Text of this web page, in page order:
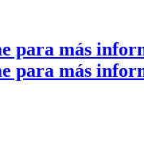
para más
para más